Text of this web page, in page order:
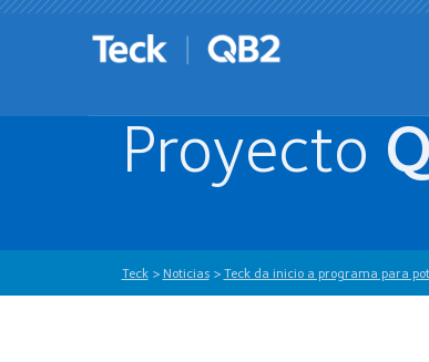
Proyecto
Teck> Noticias> Teck da inicio a programa para